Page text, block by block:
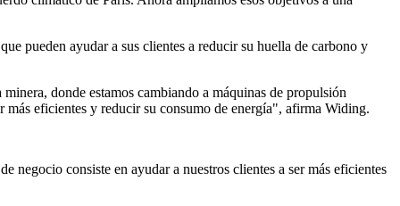
pueden ayudar a sus clientes a reducir su huella de carbono y
donde estamos cambiando a máquinas de propulsión
más eficientes y reducir su consumo de energía", afirma Widing.
negocio consiste en ayudar a nuestros clientes a ser más eficientes